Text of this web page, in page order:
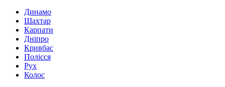
Динамо
Шахтар
Карпати
Дніпро
Кривбас
Полісся
Рух
Колос